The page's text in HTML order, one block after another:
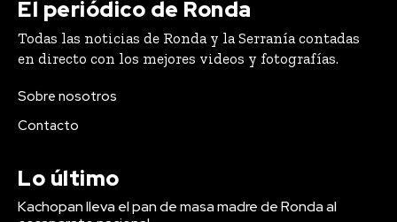
El periódico de Ronda
Todas las noticias de Ronda y la Serranía contadas
en directo con los mejores videos y fotografías.
Sobre nosotros
Contacto
Lo último
Kachopan lleva el pan de masa madre de Ronda al